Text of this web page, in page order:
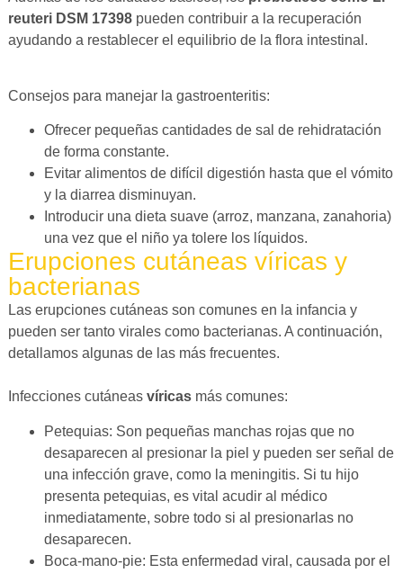
reuteri DSM 17398pueden contribuir a la recuperación
ayudando a restablecer el equilibrio de la flora intestinal.
Consejos para manejar la gastroenteritis:
Ofrecer pequeñas cantidades de sal de rehidratación
de forma constante.
Evitar alimentos de difícil digestión hasta que el vómito
y la diarrea disminuyan.
Introducir una dieta suave (arroz, manzana, zanahoria)
una vez que el niño ya tolere los líquidos.
Erupciones cutáneas víricas y
bacterianas
Las erupciones cutáneas son comunes en la infancia y
pueden ser tanto virales como bacterianas. A continuación,
detallamos algunas de las más frecuentes.
Infecciones cutáneas víricasmás comunes:
Petequias: Son pequeñas manchas rojas que no
desaparecen al presionar la piel y pueden ser señal de
una infección grave, como la meningitis. Si tu hijo
presenta petequias, es vital acudir al médico
inmediatamente, sobre todo si al presionarlas no
desaparecen.
Boca-mano-pie: Esta enfermedad viral, causada por el